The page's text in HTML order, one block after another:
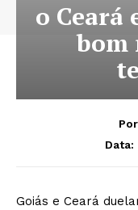
o Ceará
bom
Data:
Goiás e Ceará